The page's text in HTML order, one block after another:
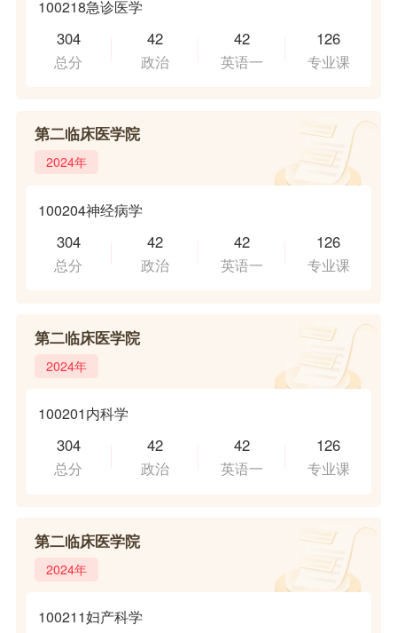
100218急诊医学
304
总分
42
政治
42
英语一
126
专业课
第二临床医学院
2024年
100204神经病学
304
总分
42
政治
42
英语一
126
专业课
第二临床医学院
2024年
100201内科学
304
总分
42
政治
42
英语一
126
专业课
第二临床医学院
2024年
100211妇产科学